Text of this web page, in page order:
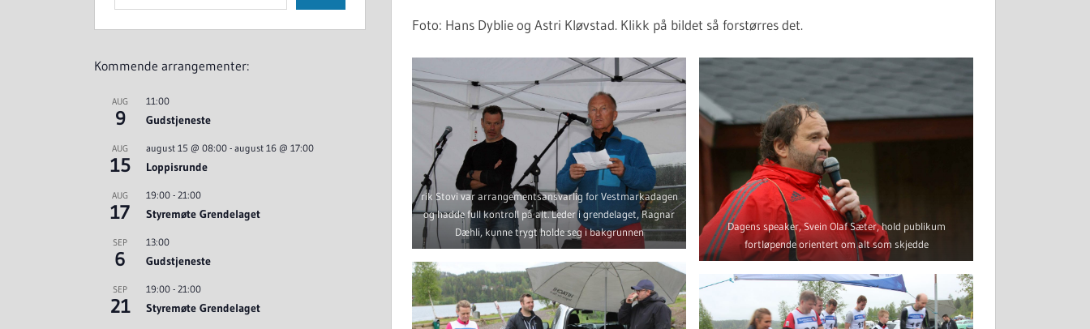
Foto: Hans Dyblie og Astri Kløvstad. Klikk på bildet så forstørres det.
rik Stovi var arrangementsansvarlig for Vestmarkadagen
og hadde full kontroll på alt. Leder i grendelaget, Ragnar
Dæhli, kunne trygt holde seg i bakgrunnen
Dagens speaker, Svein Olaf Sæter, hold publikum
fortløpende orientert om alt som skjedde
Kommende arrangementer:
AUG
9
11:00
Gudstjeneste
AUG
15
august 15 @ 08:00 - august 16 @ 17:00
Loppisrunde
AUG
17
19:00 - 21:00
Styremøte Grendelaget
SEP
6
13:00
Gudstjeneste
SEP
21
19:00 - 21:00
Styremøte Grendelaget